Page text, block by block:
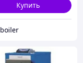
Купить